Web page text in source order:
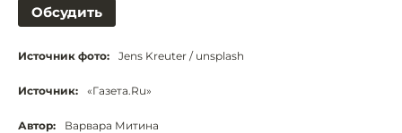
Обсудить
Источник фото: Jens Kreuter / unsplash
Источник: «Газета.Ru»
Автор: Варвара Митина